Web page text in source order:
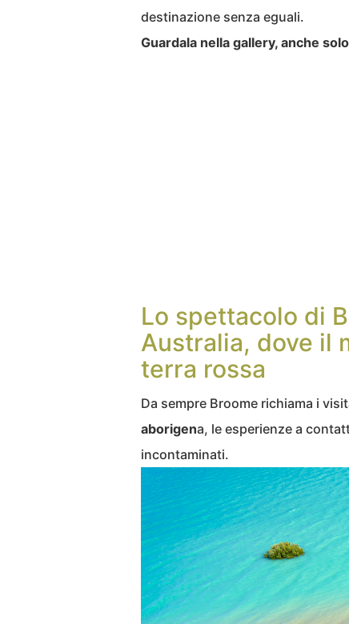
destinazione senza eguali.
Guardala nella gallery, anche
Lo spettacolo di
Australia, dove il
terra rossa
Da sempre Broome richiama i
aborigena, le esperienze a
incontaminati.